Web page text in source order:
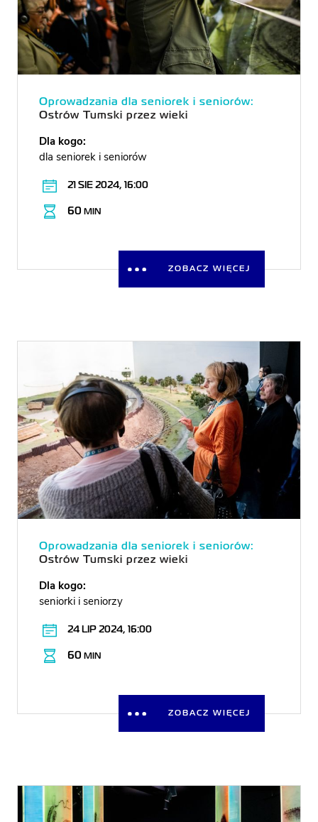
Oprowadzania dla seniorek i seniorów:
Ostrów Tumski przez wieki
Dla kogo:
dla seniorek i seniorów
21 SIE 2024, 16:00
60 MIN
ZOBACZ WIĘCEJ
Oprowadzania dla seniorek i seniorów:
Ostrów Tumski przez wieki
Dla kogo:
seniorki i seniorzy
24 LIP 2024, 16:00
60 MIN
ZOBACZ WIĘCEJ